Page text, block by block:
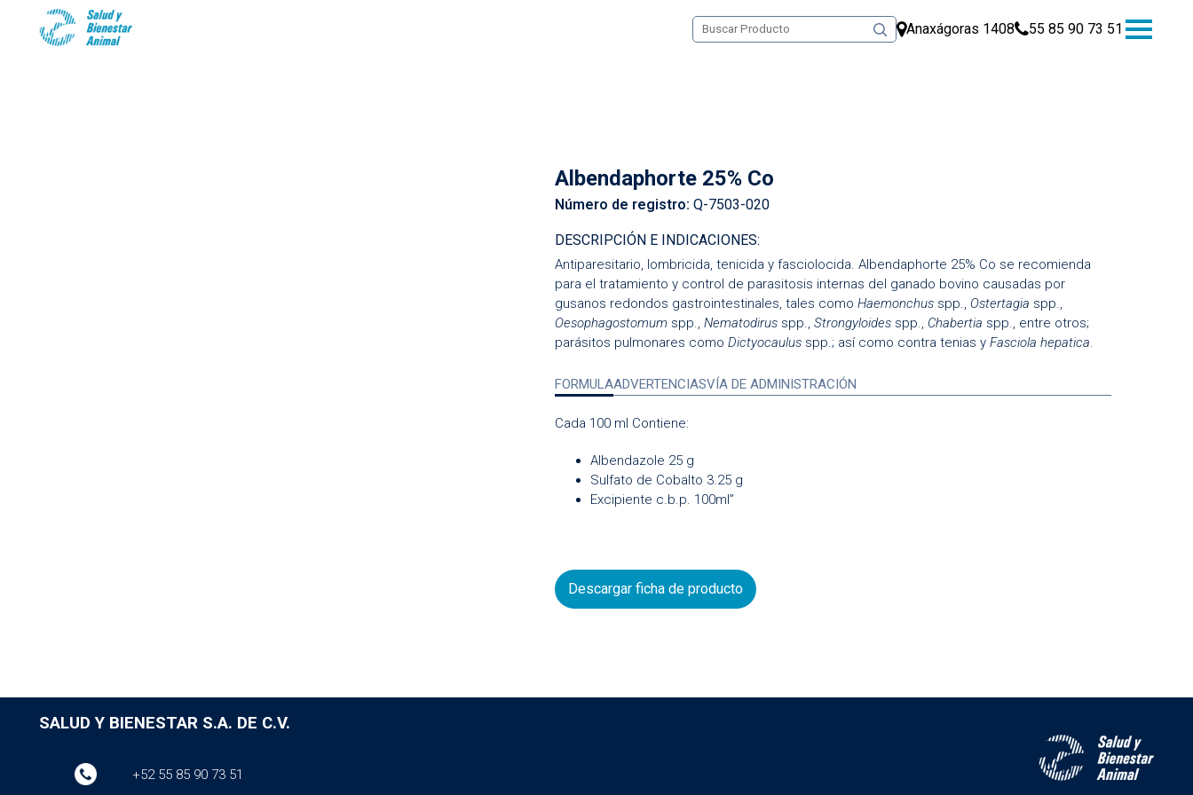
Anaxágoras 1408 55 85 90 73 51
Albendaphorte 25% Co
Número de registro: Q-7503-020
DESCRIPCIÓN E INDICACIONES:
Antiparesitario, lombricida, tenicida y fasciolocida. Albendaphorte 25% Co se recomienda
para el tratamiento y control de parasitosis internas del ganado bovino causadas por
gusanos redondos gastrointestinales, tales comoHaemonchus spp., Ostertagia spp.,
Oesophagostomum spp.,Nematodirus spp.,Strongyloides spp., Chabertia spp., entre otros;
parásitos pulmonares comoDictyocaulus spp.; así como contra tenias yFasciola hepatica.
FORMULAADVERTENCIASVÍA DE ADMINISTRACIÓN
Cada 100 ml Contiene:
Albendazole 25 g
Sulfato de Cobalto 3.25 g
Excipiente c.b.p. 100ml”
Descargar ficha de producto
SALUD Y BIENESTAR S.A. DE C.V.
+52 55 85 90 73 51